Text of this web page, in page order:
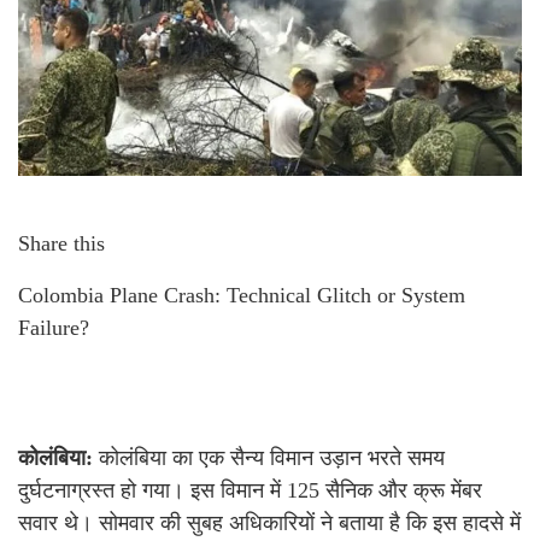
Share this
Colombia Plane Crash: Technical Glitch or System
Failure?
कोलंबिया: कोलंबिया का एक सैन्य विमान उड़ान भरते समय
दुर्घटनाग्रस्त हो गया। इस विमान में 125 सैनिक और क्रू मेंबर
सवार थे। सोमवार की सुबह अधिकारियों ने बताया है कि इस हादसे में